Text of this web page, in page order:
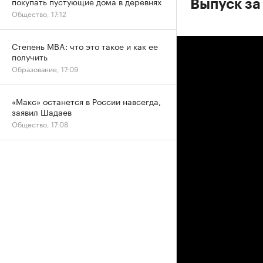
Выпуск
Общество, 17:12
Степень MBA: что это такое и как ее
получить
Образование, 17:09
«Макс» останется в России навсегда,
заявил Шадаев
Общество, 17:08